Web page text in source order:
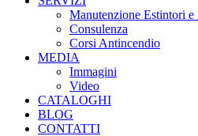
Manutenzione Estintori e
Consulenza
Corsi Antincendio
MEDIA
Immagini
Video
CATALOGHI
BLOG
CONTATTI